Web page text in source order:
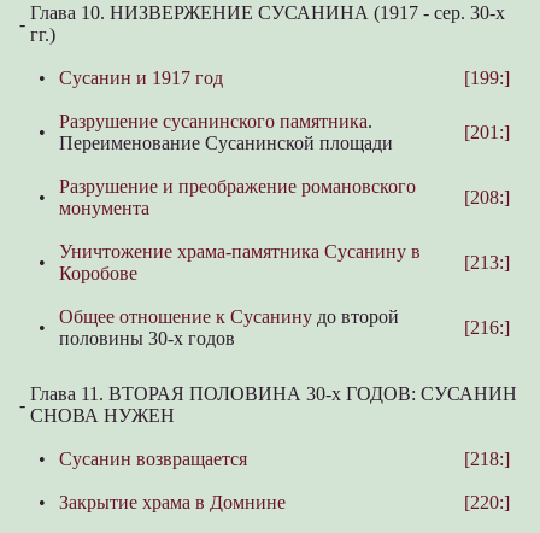
-
Глава 10. НИЗВЕРЖЕНИЕ СУСАНИНА (1917 - сер. 30-х
гг.)
• Сусанин и 1917 год [199:]
•
Разрушение сусанинского памятника.
Переименование Сусанинской площади
[201:]
•
Разрушение и преображение романовского
монумента
[208:]
•
Уничтожение храма-памятника Сусанину в
Коробове
[213:]
•
Общее отношение к Сусанину до второй
половины 30-х годов
[216:]
-
Глава 11. ВТОРАЯ ПОЛОВИНА 30-х ГОДОВ: СУСАНИН
СНОВА НУЖЕН
• Сусанин возвращается [218:]
• Закрытие храма в Домнине [220:]